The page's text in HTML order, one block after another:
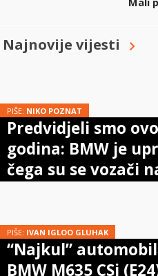
Najnovije vijesti
PIŠE: NIKO POZNAT
Predvidjeli smo
godina: BMW je
čega su se vozači
PIŠE: IVAN IGLOO GLUHAK
“Najkul”
BMW M635 CSi